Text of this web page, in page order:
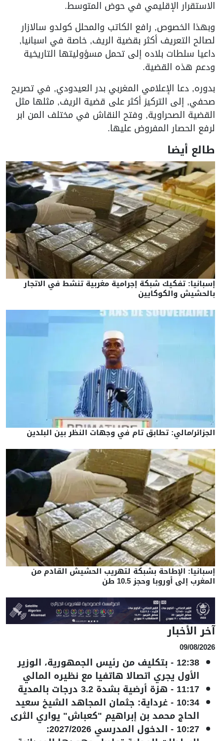
الاستقرار الإقليمي في حوض المتوسط.
وبهذا الخصوص, رافع الكاتب والمحلل كولدو سالازار
لصالح التعريف أكثر بقضية الريف, خاصة في اسبانيا,
داعيا سلطات بلاده إلى تحمل مسؤوليتها التاريخية
ودعم هذه القضية.
بدوره, دعا الإعلامي المغربي بدر العيدودي, في تصريح
صحفي, إلى التركيز أكثر على قضية الريف, مثلها مثل
القضية الصحراوية, وفتح النقاش في مختلف المن ابر
لرفع الحصار المفروض عليها.
طالع أيضا
إسبانيا: تفكيك شبكة إجرامية مغربية تنشط في الاتجار
بالحشيش والكوكايين
الجزائر/مالي: تطابق تام في وجهات النظر بين البلدين
إسبانيا: الإطاحة بشبكة لتهريب الحشيش القادم من
المغرب إلى أوروبا وحجز 10.5 طن
آخر الأخبار
09/08/2026
12:38
- بتكليف من رئيس الجمهورية، الوزير
الأول يجري اتصالا هاتفيا مع نظيره المالي
11:17
- هزة أرضية بشدة 3.2 درجات بالمدية
10:34
-غرداية: جثمان المجاهد الشيخ سعيد
الحاج محمد بن إبراهيم "كعباش" يواري الثرى
10:27
- الدخول المدرسي 2027/2026: